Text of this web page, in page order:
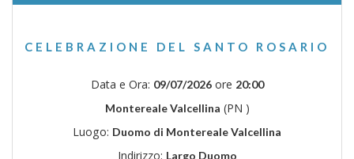
CELEBRAZIONE DEL SANTO ROSARIO
Data e Ora: 09/07/2026ore 20:00
Montereale Valcellina (PN )
Luogo: Duomo di Montereale Valcellina
Indirizzo: Largo Duomo